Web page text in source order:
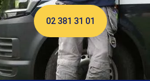
02 381 31 01